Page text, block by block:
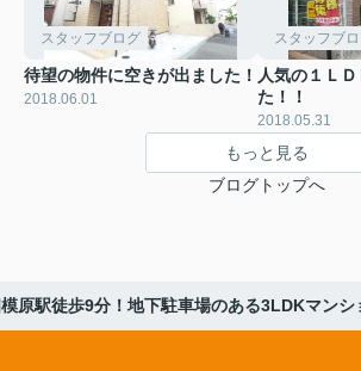
スタッフブログ
待望の物件に空きが出ました！
2018.06.01
スタッフブ
人気の１Ｌ
た！！
2018.05.31
もっと見る
ブログトップへ
原駅徒歩9分！地下駐車場のある3LDKマンシ